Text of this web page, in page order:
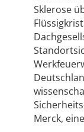
Sklerose
Merck,